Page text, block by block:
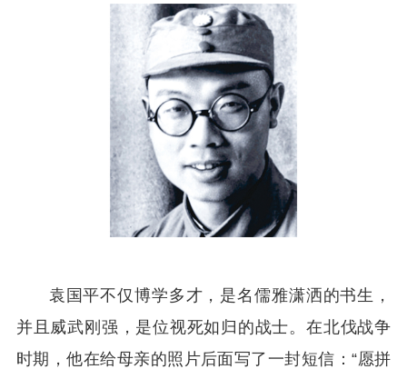
袁国平不仅博学多才，是名儒雅潇洒的书生，
并且威武刚强，是位视死如归的战士。在北伐战争
时期，他在给母亲的照片后面写了一封短信：“愿拼